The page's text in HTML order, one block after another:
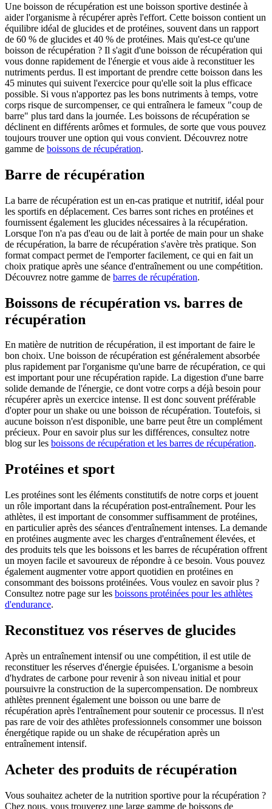
Une boisson de récupération est une boisson sportive destinée à
aider l'organisme à récupérer après l'effort. Cette boisson contient un
équilibre idéal de glucides et de protéines, souvent dans un rapport
de 60 % de glucides et 40 % de protéines. Mais qu'est-ce qu'une
boisson de récupération ? Il s'agit d'une boisson de récupération qui
vous donne rapidement de l'énergie et vous aide à reconstituer les
nutriments perdus. Il est important de prendre cette boisson dans les
45 minutes qui suivent l'exercice pour qu'elle soit la plus efficace
possible. Si vous n'apportez pas les bons nutriments à temps, votre
corps risque de surcompenser, ce qui entraînera le fameux "coup de
barre" plus tard dans la journée. Les boissons de récupération se
déclinent en différents arômes et formules, de sorte que vous pouvez
toujours trouver une option qui vous convient. Découvrez notre
gamme de boissons de récupération.
Barre de récupération
La barre de récupération est un en-cas pratique et nutritif, idéal pour
les sportifs en déplacement. Ces barres sont riches en protéines et
fournissent également les glucides nécessaires à la récupération.
Lorsque l'on n'a pas d'eau ou de lait à portée de main pour un shake
de récupération, la barre de récupération s'avère très pratique. Son
format compact permet de l'emporter facilement, ce qui en fait un
choix pratique après une séance d'entraînement ou une compétition.
Découvrez notre gamme de barres de récupération.
Boissons de récupération vs. barres de
récupération
En matière de nutrition de récupération, il est important de faire le
bon choix. Une boisson de récupération est généralement absorbée
plus rapidement par l'organisme qu'une barre de récupération, ce qui
est important pour une récupération rapide. La digestion d'une barre
solide demande de l'énergie, ce dont votre corps a déjà besoin pour
récupérer après un exercice intense. Il est donc souvent préférable
d'opter pour un shake ou une boisson de récupération. Toutefois, si
aucune boisson n'est disponible, une barre peut être un complément
précieux. Pour en savoir plus sur les différences, consultez notre
blog sur les boissons de récupération et les barres de récupération.
Protéines et sport
Les protéines sont les éléments constitutifs de notre corps et jouent
un rôle important dans la récupération post-entraînement. Pour les
athlètes, il est important de consommer suffisamment de protéines,
en particulier après des séances d'entraînement intenses. La demande
en protéines augmente avec les charges d'entraînement élevées, et
des produits tels que les boissons et les barres de récupération offrent
un moyen facile et savoureux de répondre à ce besoin. Vous pouvez
également augmenter votre apport quotidien en protéines en
consommant des boissons protéinées. Vous voulez en savoir plus ?
Consultez notre page sur les boissons protéinées pour les athlètes
d'endurance.
Reconstituez vos réserves de glucides
Après un entraînement intensif ou une compétition, il est utile de
reconstituer les réserves d'énergie épuisées. L'organisme a besoin
d'hydrates de carbone pour revenir à son niveau initial et pour
poursuivre la construction de la supercompensation. De nombreux
athlètes prennent également une boisson ou une barre de
récupération après l'entraînement pour soutenir ce processus. Il n'est
pas rare de voir des athlètes professionnels consommer une boisson
énergétique rapide ou un shake de récupération après un
entraînement intensif.
Acheter des produits de récupération
Vous souhaitez acheter de la nutrition sportive pour la récupération ?
Chez nous, vous trouverez une large gamme de boissons de